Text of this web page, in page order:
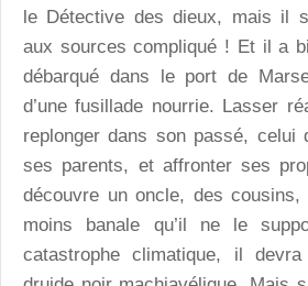
le Détective des dieux, mais il
aux sources compliqué ! Et il a
débarqué dans le port de
d’une fusillade nourrie. Lasser
replonger dans son passé,
ses parents, et affronter ses
découvre un oncle, des cousins,
moins banale qu’il ne le
catastrophe climatique, il